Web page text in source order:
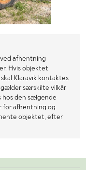
afhentning
Hvis objektet
Klaravik kontaktes
særskilte vilkår
hos den sælgende
for afhentning og
objektet, efter